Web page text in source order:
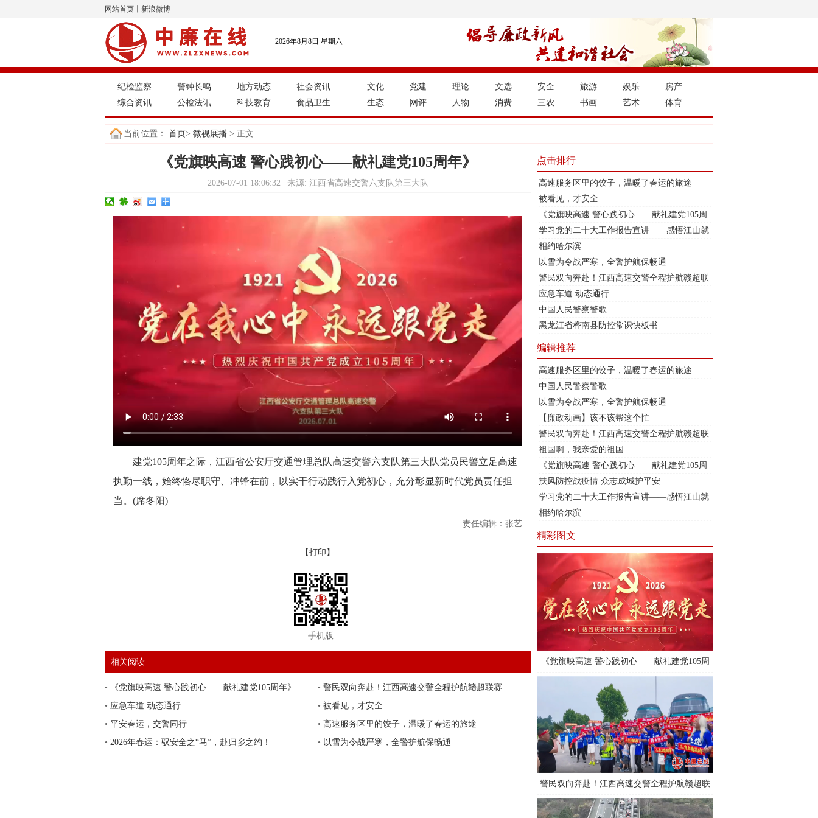
网站首页 新浪微博
2026年8月8日 星期六
纪检监察 警钟长鸣 地方动态
社会资讯
综合资讯
公检法讯 科技教育 食品卫生
文化 党建 理论 文选 安全 旅游 娱乐
房产
生态
网评 人物 消费 三农 书画 艺术 体育
当前位置： 首页> 微视展播 > 正文
《党旗映高速 警心践初心——献礼建党105周年》
2026-07-01 18:06:32 | 来源: 江西省高速交警六支队第三大队
建党105周年之际，江西省公安厅交通管理总队高速交警六支队第三大队党员民警立足高速
执勤一线，始终恪尽职守、冲锋在前，以实干行动践行入党初心，充分彰显新时代党员责任担
当。(席冬阳)
责任编辑：张艺
【打印】
手机版
相关阅读
• 《党旗映高速 警心践初心——献礼建党105周年》 • 警民双向奔赴！江西高速交警全程护航赣超联赛
• 应急车道 动态通行 • 被看见，才安全
• 平安春运，交警同行 • 高速服务区里的饺子，温暖了春运的旅途
• 2026年春运：驭安全之“马”，赴归乡之约！ • 以雪为令战严寒，全警护航保畅通
点击排行
高速服务区里的饺子，温暖了春运的旅途
被看见，才安全
《党旗映高速 警心践初心——献礼建党105周
年》
学习党的二十大工作报告宣讲——感悟江山就
是人民
相约哈尔滨
以雪为令战严寒，全警护航保畅通
警民双向奔赴！江西高速交警全程护航赣超联
赛
应急车道 动态通行
中国人民警察警歌
黑龙江省桦南县防控常识快板书
编辑推荐
高速服务区里的饺子，温暖了春运的旅途
中国人民警察警歌
以雪为令战严寒，全警护航保畅通
【廉政动画】该不该帮这个忙
警民双向奔赴！江西高速交警全程护航赣超联
赛
祖国啊，我亲爱的祖国
《党旗映高速 警心践初心——献礼建党105周
年》
扶风防控战疫情 众志成城护平安
学习党的二十大工作报告宣讲——感悟江山就
是人民
相约哈尔滨
精彩图文
《党旗映高速 警心践初心——献礼建党105周
警民双向奔赴！江西高速交警全程护航赣超联
赛